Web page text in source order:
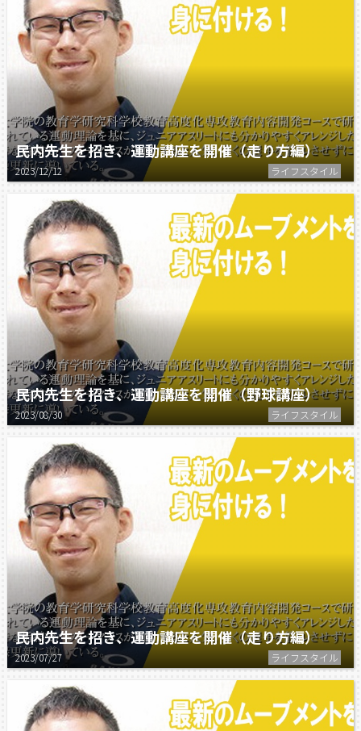
民内先生を招き、運動講座を開催（走り方編）
2023/12/12 ライフスタイル
民内先生を招き、運動講座を開催（野球講座）
2023/08/30 ライフスタイル
民内先生を招き、運動講座を開催（走り方編）
2023/07/27 ライフスタイル